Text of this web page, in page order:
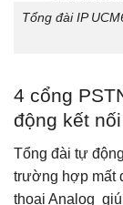
Tổng đài IP
4 cổng
động kết
Tổng đài tự
trường hợp mất
thoại Analog